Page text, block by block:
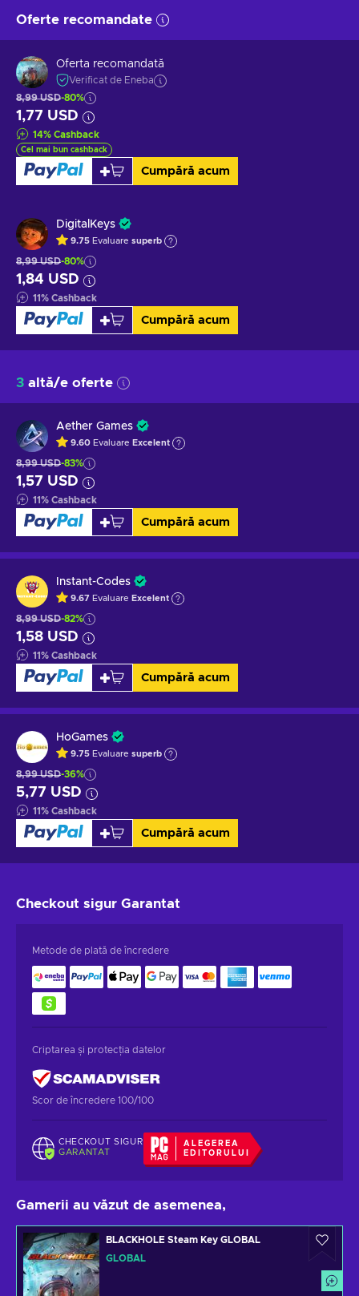
Oferte recomandate
Oferta recomandată
Verificat de Eneba
8,99 USD-80%
1,77 USD
14% Cashback
Cel mai bun cashback
Cumpără acum
DigitalKeys
9.75 Evaluare superb
8,99 USD-80%
1,84 USD
11% Cashback
Cumpără acum
3 altă/e oferte
Aether Games
9.60 Evaluare Excelent
8,99 USD-83%
1,57 USD
11% Cashback
Cumpără acum
Instant-Codes
9.67 Evaluare Excelent
8,99 USD-82%
1,58 USD
11% Cashback
Cumpără acum
HoGames
9.75 Evaluare superb
8,99 USD-36%
5,77 USD
11% Cashback
Cumpără acum
Checkout sigur Garantat
Metode de plată de încredere
Criptarea și protecția datelor
Scor de încredere 100/100
CHECKOUT SIGUR
GARANTAT
ALEGEREA
EDITORULUI
Gamerii au văzut de asemenea,
BLACKHOLE Steam Key GLOBAL
GLOBAL